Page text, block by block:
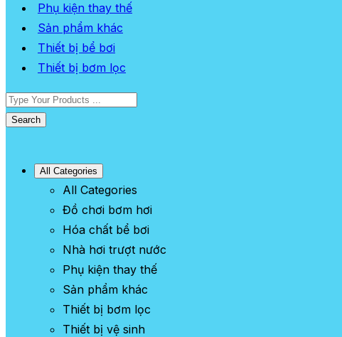
Phụ kiện thay thế
Sản phẩm khác
Thiết bị bể bơi
Thiết bị bơm lọc
Search
All Categories
All Categories
Đồ chơi bơm hơi
Hóa chất bể bơi
Nhà hơi trượt nước
Phụ kiện thay thế
Sản phẩm khác
Thiết bị bơm lọc
Thiết bị vệ sinh